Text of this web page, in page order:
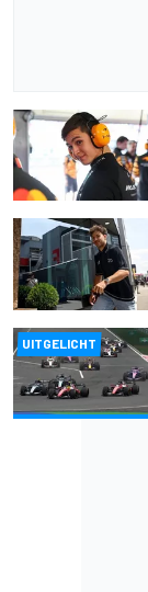
UITGELICHT